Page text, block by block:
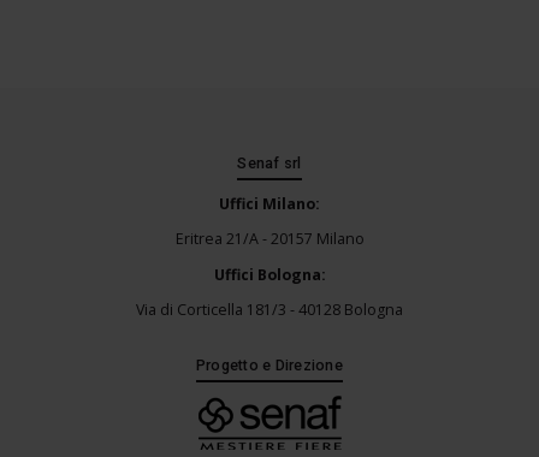
Senaf srl
Uffici Milano:
Eritrea 21/A - 20157 Milano
Uffici Bologna:
Via di Corticella 181/3 - 40128 Bologna
Progetto e Direzione